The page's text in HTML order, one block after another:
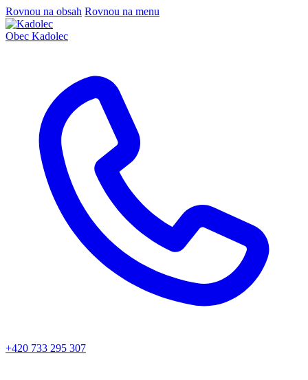
Rovnou na obsah Rovnou na menu
Obec Kadolec
+420 733 295 307